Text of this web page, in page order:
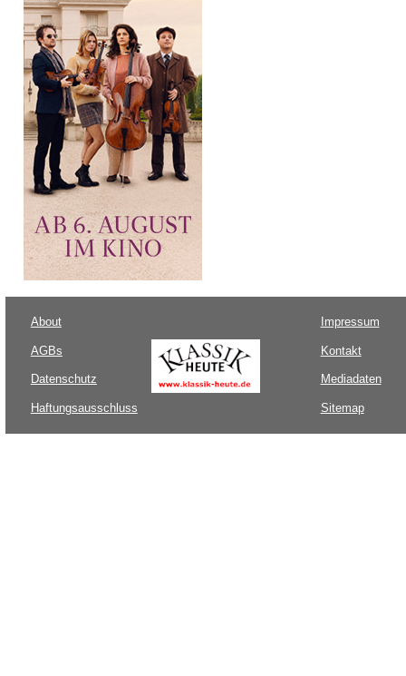
About
AGBs
Datenschutz
Haftungsausschluss
Impressum
Kontakt
Mediadaten
Sitemap